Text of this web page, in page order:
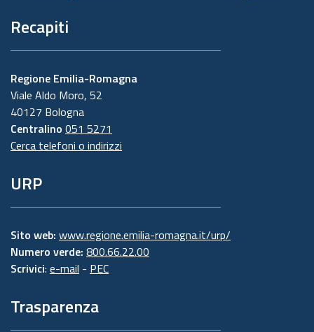
Recapiti
Regione Emilia-Romagna
Viale Aldo Moro, 52
40127 Bologna
Centralino 051 5271
Cerca telefoni o indirizzi
URP
Sito web: www.regione.emilia-romagna.it/urp/
Numero verde: 800.66.22.00
Scrivici: e-mail - PEC
Trasparenza